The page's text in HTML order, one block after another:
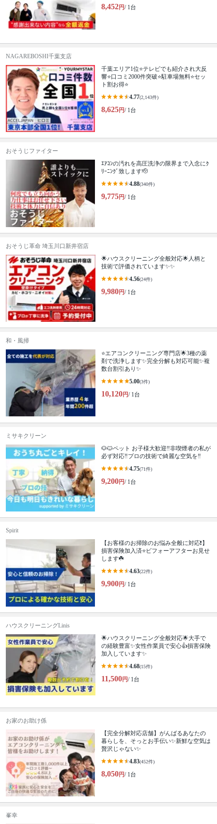
8,452円/ 1台
NAGAREBOSHI千葉支店
千葉エリア1位⭐テレビでも紹介され大反
響⭐️口コミ2000件突破⭐️駐車場無料⭐セッ
ト割お得⭐
4.77(2,143件)
8,625円/ 1台
おそうじファイター
ｴｱｺﾝの汚れを高圧洗浄の限界まで入念にｸ
ﾘｰﾆﾝｸﾞ致します🫡
4.88(340件)
9,775円/ 1台
おそうじ革命 埼玉川口新井宿店
🌟ハウスクリーニング全般対応🌟人柄と
技術で評価されています✨✨
4.56(24件)
9,980円/ 1台
和・風掃
⭐️エアコンクリーニング専門店🌟3種の薬
剤で洗浄します✨完全分解も対応可能✨複
数台割引あり✨
5.00(3件)
10,120円/ 1台
ミサキクリーン
🐶🐱ペット お子様大歓迎‼️非喫煙者の私が
必ず対応‼️プロの技術で綺麗な空気を‼️
4.75(71件)
9,200円/ 1台
Spirit
【お客様のお掃除のお悩み全般に対応❗️】
損害保険加入済⭐️ビフォーアフターお見せ
します☘️
4.63(22件)
9,900円/ 1台
ハウスクリーニングLinis
🌟ハウスクリーニング全般対応🌟大手で
の経験豊富✨女性作業員で安心👍損害保険
加入しています✨
4.68(15件)
11,500円/ 1台
お家のお助け係
【完全分解対応店舗】がんばるあなたの
暮らしを、そっとお手伝い✨新鮮な空気は
贅沢じゃない✨
4.83(452件)
8,050円/ 1台
峯幸